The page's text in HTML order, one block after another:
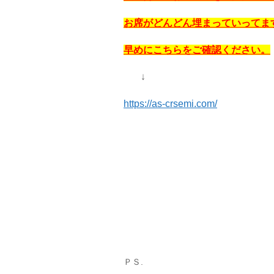
お席がどんどん埋まっていってま
早めにこちらをご確認ください。
↓
https://as-crsemi.com/
ＰＳ.